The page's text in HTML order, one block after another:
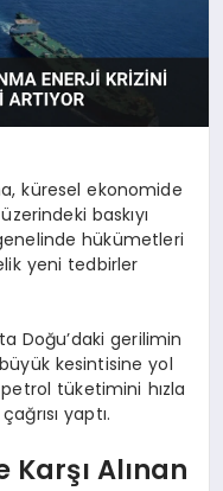
küresel ekonomide
baskıyı
hükümetleri
yeni tedbirler
Doğu’daki gerilimin
kesintisine yol
petrol tüketimini hızla
yaptı.
Karşı Alınan